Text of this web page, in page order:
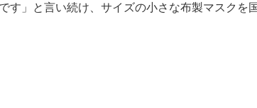
」と言い続け、サイズの小さな布製マスク